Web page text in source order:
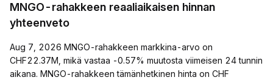
MNGO-rahakkeen reaaliaikaisen hinnan
yhteenveto
Aug 7, 2026 MNGO-rahakkeen markkina-arvo on
CHF22.37M, mikä vastaa -0.57% muutosta viimeisen 24 tunnin
aikana. MNGO-rahakkeen tämänhetkinen hinta on CHF